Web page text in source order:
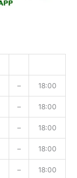
– 18:00
– 18:00
– 18:00
– 18:00
– 18:00